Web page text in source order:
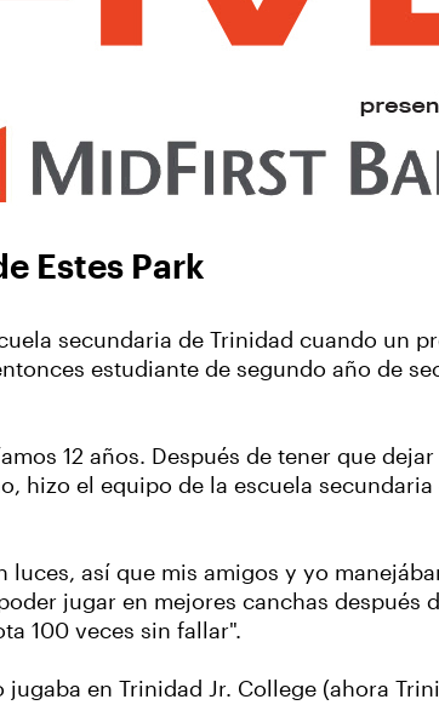
Estes Park
secundaria de Trinidad cuando un
estudiante de segundo año de
12 años. Después de tener que
hizo el equipo de la escuela
así que mis amigos y yo
jugar en mejores canchas después
100 veces sin fallar".
en Trinidad Jr. College (ahora